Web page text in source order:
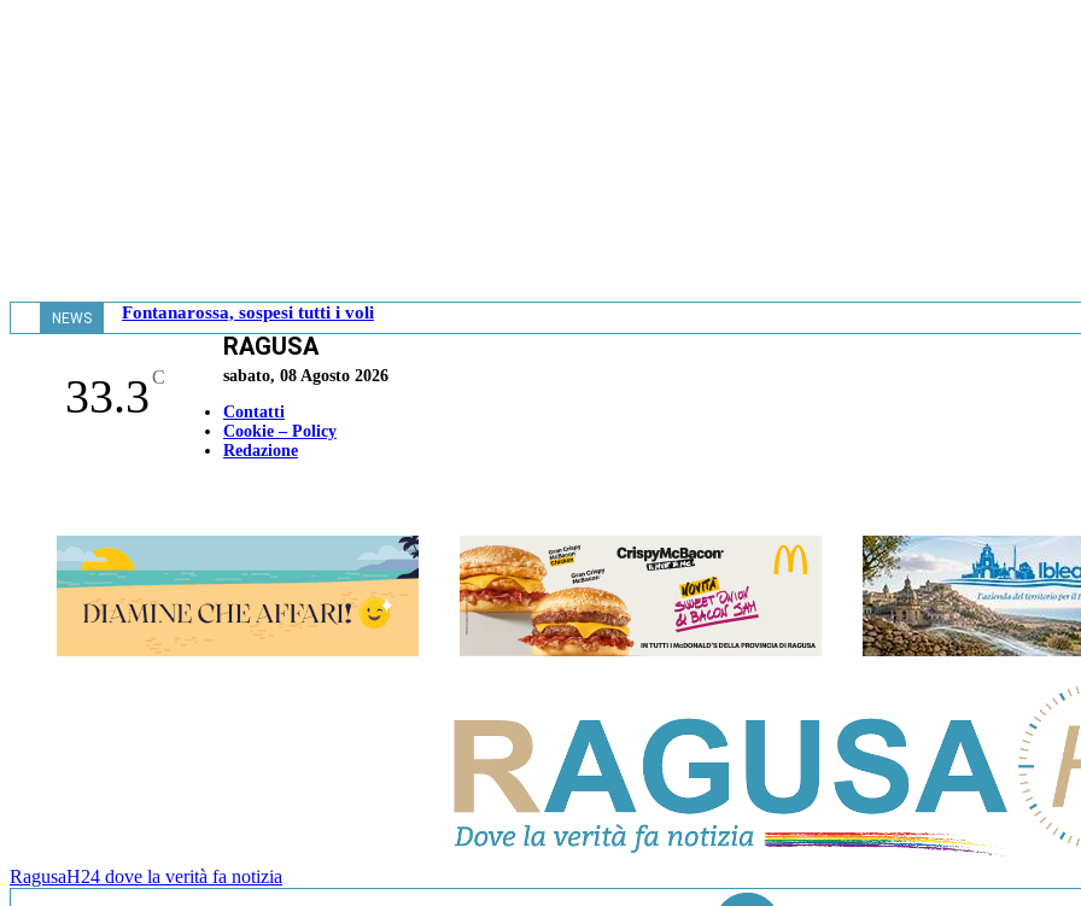
NEWS Fontanarossa, sospesi tutti i voli
33.3C
RAGUSA
sabato, 08 Agosto 2026
Contatti
Cookie – Policy
Redazione
RagusaH24 dove la verità fa notizia